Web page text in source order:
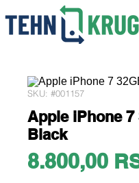
SKU: #001157
Apple iPhone 7
Black
8.800,00